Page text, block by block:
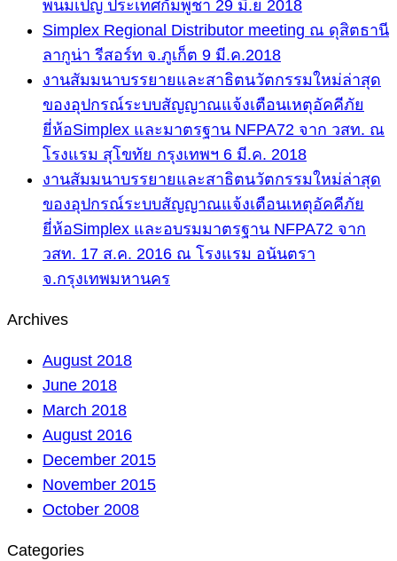
พนมเปญ ประเทศกัมพูชา 29 มิ.ย 2018
Simplex Regional Distributor meeting ณ ดุสิตธานี
ลากูน่า รีสอร์ท จ.ภูเก็ต 9 มี.ค.2018
งานสัมมนาบรรยายและสาธิตนวัตกรรมใหม่ล่าสุด
ของอุปกรณ์ระบบสัญญาณแจ้งเตือนเหตุอัคคีภัย
ยี่ห้อSimplex และมาตรฐาน NFPA72 จาก วสท. ณ
โรงแรม สุโขทัย กรุงเทพฯ 6 มี.ค. 2018
งานสัมมนาบรรยายและสาธิตนวัตกรรมใหม่ล่าสุด
ของอุปกรณ์ระบบสัญญาณแจ้งเตือนเหตุอัคคีภัย
ยี่ห้อSimplex และอบรมมาตรฐาน NFPA72 จาก
วสท. 17 ส.ค. 2016 ณ โรงแรม อนันตรา
จ.กรุงเทพมหานคร
Archives
August 2018
June 2018
March 2018
August 2016
December 2015
November 2015
October 2008
Categories